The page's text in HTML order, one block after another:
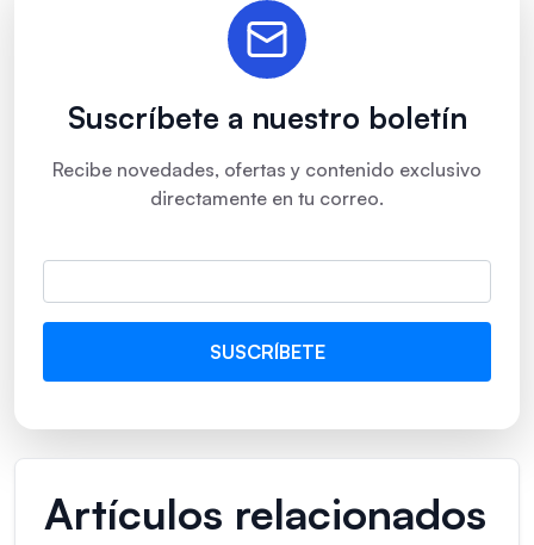
Suscríbete a nuestro boletín
Recibe novedades, ofertas y contenido exclusivo
directamente en tu correo.
Artículos relacionados